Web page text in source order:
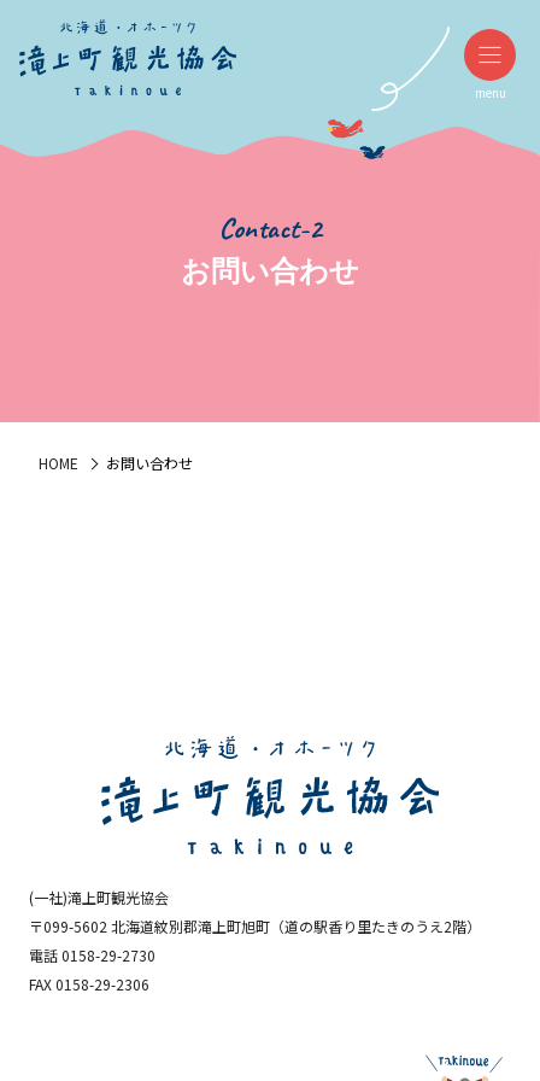
Contact-2
お問い合わせ
menu
HOME お問い合わせ
(一社)滝上町観光協会
〒099-5602 北海道紋別郡滝上町旭町 （道の駅香り里たきのうえ2階）
電話 0158-29-2730
FAX 0158-29-2306